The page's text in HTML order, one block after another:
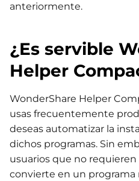
anteriormente.
¿Es servible
Helper
WonderShare Helper
usas frecuentemente
deseas automatizar la
dichos programas. Sin
usuarios que no requieren
convierte en un programa